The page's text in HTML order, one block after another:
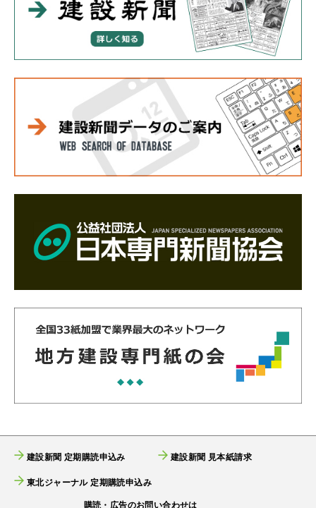
建設新聞 定期購読申込み 建設新聞 見本紙請求
東北ジャーナル 定期購読申込み
購読・広告のお問い合わせは